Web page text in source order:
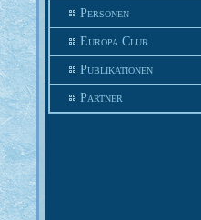
Personen
Europa Club
Publikationen
Partner